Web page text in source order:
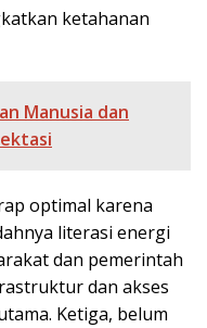
ketahanan
Manusia dan
optimal karena
literasi energi
dan pemerintah
dan akses
Ketiga, belum